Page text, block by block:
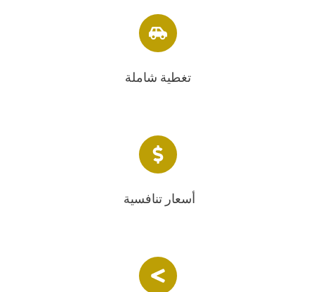
تغطية شاملة
أسعار تنافسية